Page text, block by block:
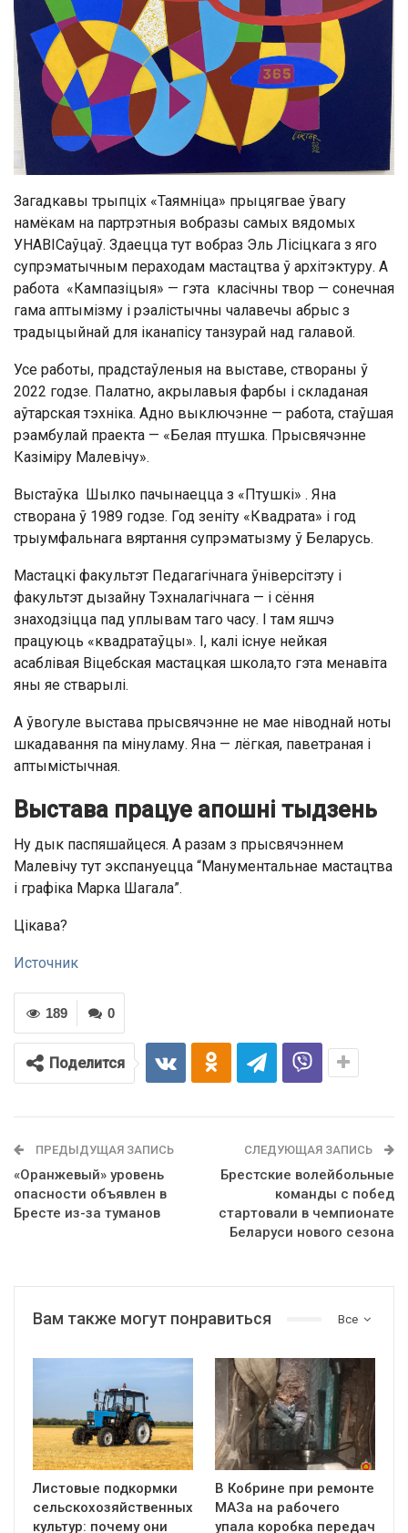
Загадкавы трыпціх «Таямніца» прыцягвае ўвагу
намёкам на партрэтныя вобразы самых вядомых
УНАВІСаўцаў. Здаецца тут вобраз Эль Лісіцкага з яго
супрэматычным пераходам мастацтва ў архітэктуру. А
работа «Кампазіцыя» — гэта класічны твор — сонечная
гама аптымізму і рэалістычны чалавечы абрыс з
традыцыйнай для іканапісу танзурай над галавой.
Усе работы, прадстаўленыя на выставе, створаны ў
2022 годзе. Палатно, акрылавыя фарбы і складаная
аўтарская тэхніка. Адно выключэнне — работа, стаўшая
рэамбулай праекта — «Белая птушка. Прысвячэнне
Казіміру Малевічу».
Выстаўка Шылко пачынаецца з «Птушкі» . Яна
створана ў 1989 годзе. Год зеніту «Квадрата» і год
трыумфальнага вяртання супрэматызму ў Беларусь.
Мастацкі факультэт Педагагічнага ўніверсітэту і
факультэт дызайну Тэхналагічнага — і сёння
знаходзіцца пад уплывам таго часу. І там яшчэ
працуюць «квадратаўцы». І, калі існуе нейкая
асаблівая Віцебская мастацкая школа,то гэта менавіта
яны яе стварылі.
А ўвогуле выстава прысвячэнне не мае ніводнай ноты
шкадавання па мінуламу. Яна — лёгкая, паветраная і
аптымістычная.
Выстава працуе апошні тыдзень
Ну дык паспяшайцеся. А разам з прысвячэннем
Малевічу тут экспануецца “Манументальнае мастацтва
і графіка Марка Шагала”.
Цікава?
Источник
0
189
Поделится
ПРЕДЫДУЩАЯ ЗАПИСЬ
«Оранжевый» уровень
опасности объявлен в
Бресте из-за туманов
СЛЕДУЮЩАЯ ЗАПИСЬ
Брестские волейбольные
команды с побед
стартовали в чемпионате
Беларуси нового сезона
Все
Вам также могут понравиться
Листовые подкормки
сельскохозяйственных
культур: почему они
В Кобрине при ремонте
МАЗа на рабочего
упала коробка передач